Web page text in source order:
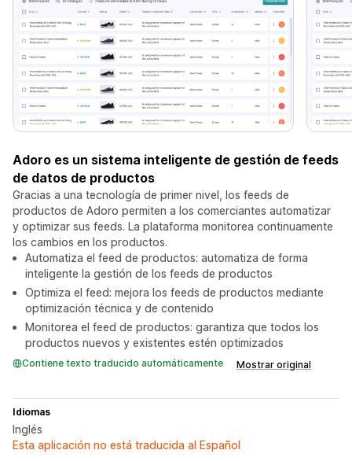
Adoro es un sistema inteligente de gestión de feeds
de datos de productos
Gracias a una tecnología de primer nivel, los feeds de
productos de Adoro permiten a los comerciantes automatizar
y optimizar sus feeds. La plataforma monitorea continuamente
los cambios en los productos.
Automatiza el feed de productos: automatiza de forma
inteligente la gestión de los feeds de productos
Optimiza el feed: mejora los feeds de productos mediante
optimización técnica y de contenido
Monitorea el feed de productos: garantiza que todos los
productos nuevos y existentes estén optimizados
Contiene texto traducido automáticamente Mostrar original
Idiomas
Inglés
Esta aplicación no está traducida al Español